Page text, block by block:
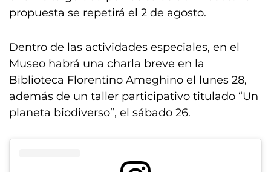
propuesta se repetirá el 2 de agosto.
Dentro de las actividades especiales, en el
Museo habrá una charla breve en la
Biblioteca Florentino Ameghino el lunes 28,
además de un taller participativo titulado “Un
planeta biodiverso”, el sábado 26.